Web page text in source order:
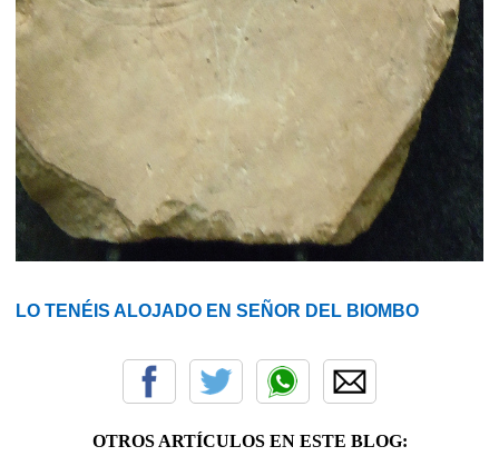
LO TENÉIS ALOJADO EN SEÑOR DEL BIOMBO
OTROS ARTÍCULOS EN ESTE BLOG: